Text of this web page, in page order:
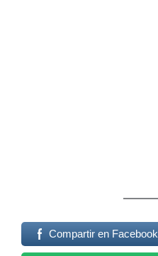
Compartir en Facebook